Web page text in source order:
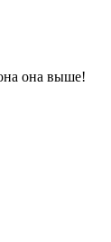
она выше!